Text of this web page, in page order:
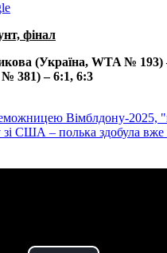
фінал
(Україна, WTA № 193)
№ 381) – 6:1, 6:3
Вімблдону-2025,
США – полька здобула